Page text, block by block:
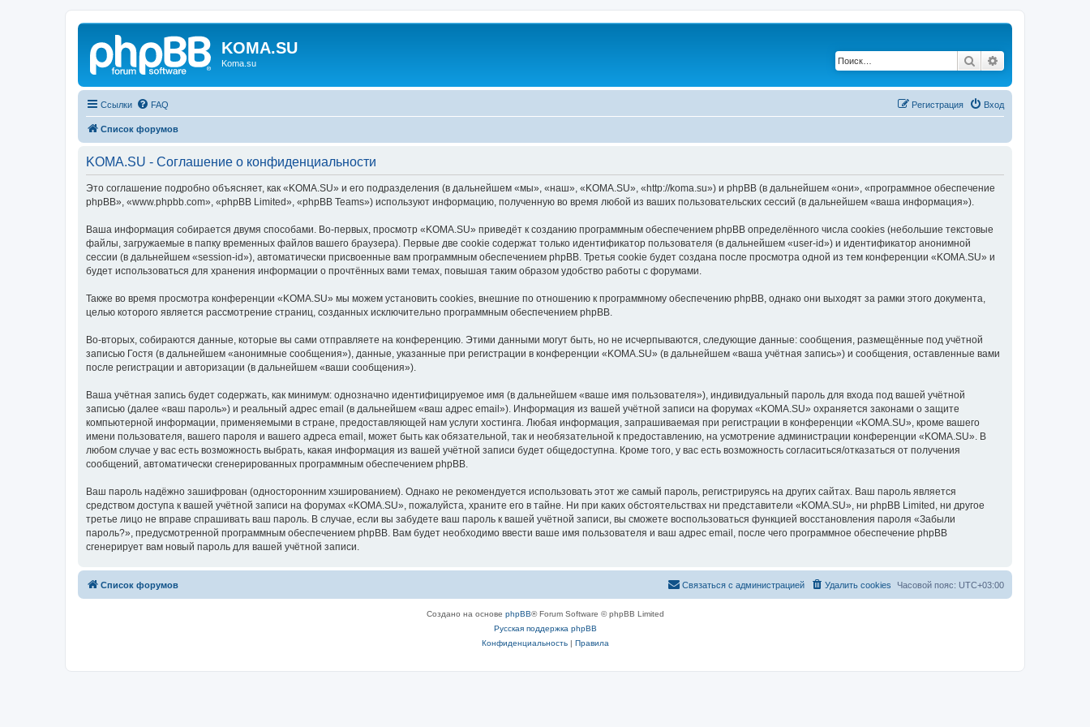
KOMA.SU
Koma.su Поиск
Ссылки FAQ Вход
Регистрация
Список форумов
KOMA.SU - Соглашение о конфиденциальности
Это соглашение подробно объясняет, как «KOMA.SU» и его подразделения (в дальнейшем «мы», «наш», «KOMA.SU», «http://koma.su») и phpBB (в дальнейшем «они», «программное обеспечение
phpBB», «www.phpbb.com», «phpBB Limited», «phpBB Teams») используют информацию, полученную во время любой из ваших пользовательских сессий (в дальнейшем «ваша информация»).
Ваша информация собирается двумя способами. Во-первых, просмотр «KOMA.SU» приведёт к созданию программным обеспечением phpBB определённого числа cookies (небольшие текстовые
файлы, загружаемые в папку временных файлов вашего браузера). Первые две cookie содержат только идентификатор пользователя (в дальнейшем «user-id») и идентификатор анонимной
сессии (в дальнейшем «session-id»), автоматически присвоенные вам программным обеспечением phpBB. Третья cookie будет создана после просмотра одной из тем конференции «KOMA.SU» и
будет использоваться для хранения информации о прочтённых вами темах, повышая таким образом удобство работы с форумами.
Также во время просмотра конференции «KOMA.SU» мы можем установить cookies, внешние по отношению к программному обеспечению phpBB, однако они выходят за рамки этого документа,
целью которого является рассмотрение страниц, созданных исключительно программным обеспечением phpBB.
Во-вторых, собираются данные, которые вы сами отправляете на конференцию. Этими данными могут быть, но не исчерпываются, следующие данные: сообщения, размещённые под учётной
записью Гостя (в дальнейшем «анонимные сообщения»), данные, указанные при регистрации в конференции «KOMA.SU» (в дальнейшем «ваша учётная запись») и сообщения, оставленные вами
после регистрации и авторизации (в дальнейшем «ваши сообщения»).
Ваша учётная запись будет содержать, как минимум: однозначно идентифицируемое имя (в дальнейшем «ваше имя пользователя»), индивидуальный пароль для входа под вашей учётной
записью (далее «ваш пароль») и реальный адрес email (в дальнейшем «ваш адрес email»). Информация из вашей учётной записи на форумах «KOMA.SU» охраняется законами о защите
компьютерной информации, применяемыми в стране, предоставляющей нам услуги хостинга. Любая информация, запрашиваемая при регистрации в конференции «KOMA.SU», кроме вашего
имени пользователя, вашего пароля и вашего адреса email, может быть как обязательной, так и необязательной к предоставлению, на усмотрение администрации конференции «KOMA.SU». В
любом случае у вас есть возможность выбрать, какая информация из вашей учётной записи будет общедоступна. Кроме того, у вас есть возможность согласиться/отказаться от получения
сообщений, автоматически сгенерированных программным обеспечением phpBB.
Ваш пароль надёжно зашифрован (односторонним хэшированием). Однако не рекомендуется использовать этот же самый пароль, регистрируясь на других сайтах. Ваш пароль является
средством доступа к вашей учётной записи на форумах «KOMA.SU», пожалуйста, храните его в тайне. Ни при каких обстоятельствах ни представители «KOMA.SU», ни phpBB Limited, ни другое
третье лицо не вправе спрашивать ваш пароль. В случае, если вы забудете ваш пароль к вашей учётной записи, вы сможете воспользоваться функцией восстановления пароля «Забыли
пароль?», предусмотренной программным обеспечением phpBB. Вам будет необходимо ввести ваше имя пользователя и ваш адрес email, после чего программное обеспечение phpBB
сгенерирует вам новый пароль для вашей учётной записи.
Список форумов Часовой пояс: UTC+03:00
Удалить cookies
Связаться с администрацией
Создано на основе phpBB® Forum Software © phpBB Limited
Русская поддержка phpBB
Конфиденциальность| Правила